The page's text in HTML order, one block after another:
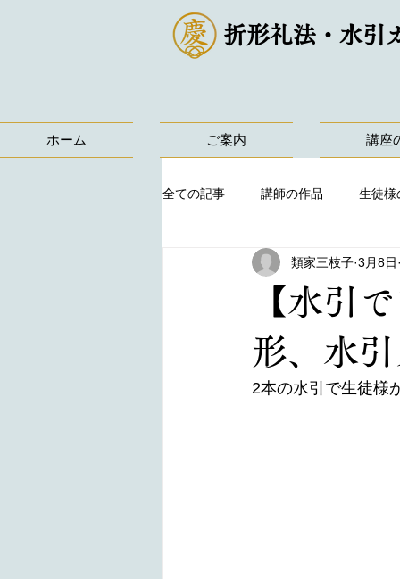
折形礼法・水引
ホーム ご案内 講座
全ての記事 講師の作品 生徒様
【水引
形、水
類家三枝子 3月8日
2本の水引で生徒様